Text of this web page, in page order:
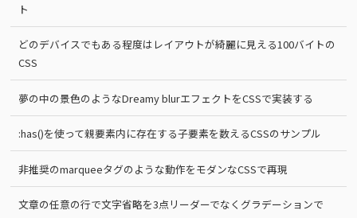
ト
どのデバイスでもある程度はレイアウトが綺麗に見える100バイトの
CSS
夢の中の景色のようなDreamy blurエフェクトをCSSで実装する
:has()を使って親要素内に存在する子要素を数えるCSSのサンプル
非推奨のmarqueeタグのような動作をモダンなCSSで再現
文章の任意の行で文字省略を3点リーダーでなくグラデーションで